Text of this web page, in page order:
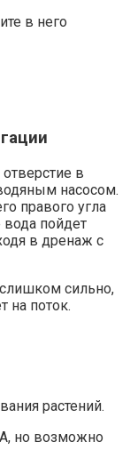
в него
в
насосом.
правого угла
вода пойдет
в дренаж с
сильно,
на поток.
растений.
но возможно